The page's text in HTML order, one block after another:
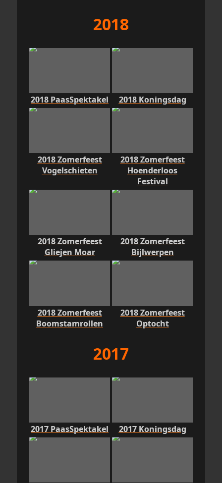
2018
2018 PaasSpektakel 2018 Koningsdag
2018 Zomerfeest
Vogelschieten
2018 Zomerfeest
Hoenderloos
Festival
2018 Zomerfeest
Gliejen Moar
2018 Zomerfeest
Bijlwerpen
2018 Zomerfeest
Boomstamrollen
2018 Zomerfeest
Optocht
2017
2017 PaasSpektakel 2017 Koningsdag